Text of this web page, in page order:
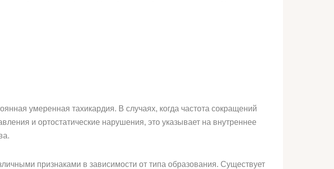
умеренная тахикардия. В случаях, когда частота сокращений
и ортостатические нарушения, это указывает на внутреннее
признаками в зависимости от типа образования. Существует